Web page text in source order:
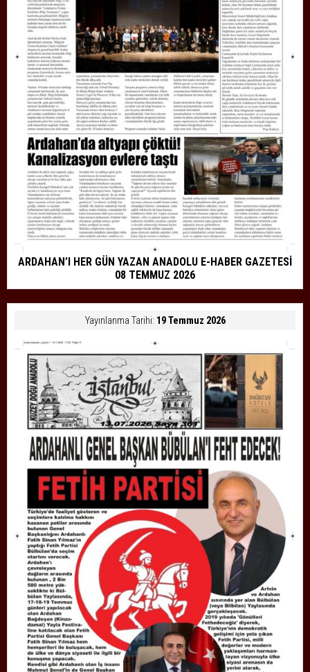
ARDAHAN’I HER GÜN YAZAN ANADOLU E-HABER GAZETESİ
08 TEMMUZ 2026
Yayınlanma Tarihi: 19 Temmuz 2026